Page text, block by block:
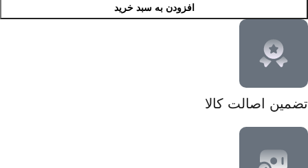
افزودن به سبد خرید
تضمین اصالت کالا